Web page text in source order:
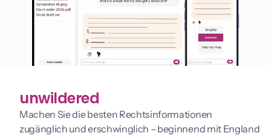
unwildered
Machen Sie die besten Rechtsinformationen
zugänglich und erschwinglich – beginnend mit England